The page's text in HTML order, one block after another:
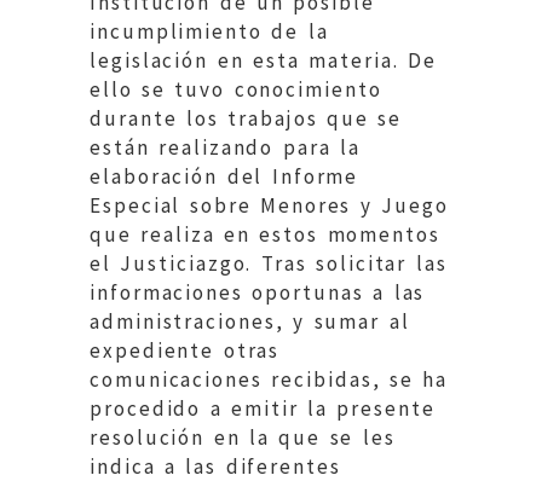
incumplimiento de la
legislación en esta materia. De
ello se tuvo conocimiento
durante los trabajos que se
están realizando para la
elaboración del Informe
Especial sobre Menores y Juego
que realiza en estos momentos
el Justiciazgo. Tras solicitar las
informaciones oportunas a las
administraciones, y sumar al
expediente otras
comunicaciones recibidas, se ha
procedido a emitir la presente
resolución en la que se les
indica a las diferentes